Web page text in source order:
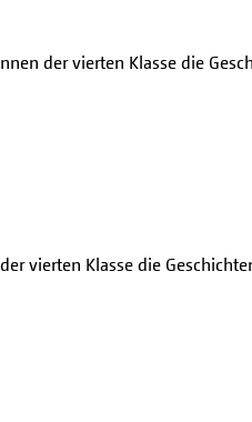
der vierten Klasse die
vierten Klasse die